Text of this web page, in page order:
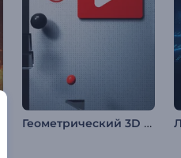
Геометрический 3D логотип